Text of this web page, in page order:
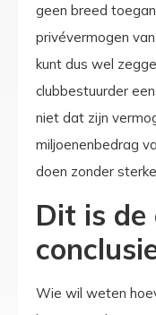
geen breed
privévermogen
kunt dus wel
clubbestuurder
niet dat zijn
miljoenenbedrag
doen zonder
Dit is
Wie wil weten